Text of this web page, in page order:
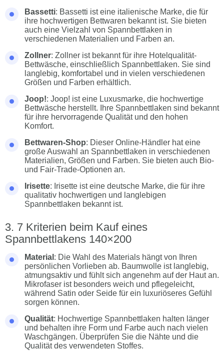
Bassetti: Bassetti ist eine italienische Marke, die für
ihre hochwertigen Bettwaren bekannt ist. Sie bieten
auch eine Vielzahl von Spannbettlaken in
verschiedenen Materialien und Farben an.
Zollner: Zollner ist bekannt für ihre Hotelqualität-
Bettwäsche, einschließlich Spannbettlaken. Sie sind
langlebig, komfortabel und in vielen verschiedenen
Größen und Farben erhältlich.
Joop!: Joop! ist eine Luxusmarke, die hochwertige
Bettwäsche herstellt. Ihre Spannbettlaken sind bekannt
für ihre hervorragende Qualität und den hohen
Komfort.
Bettwaren-Shop: Dieser Online-Händler hat eine
große Auswahl an Spannbettlaken in verschiedenen
Materialien, Größen und Farben. Sie bieten auch Bio-
und Fair-Trade-Optionen an.
Irisette: Irisette ist eine deutsche Marke, die für ihre
qualitativ hochwertigen und langlebigen
Spannbettlaken bekannt ist.
7 Kriterien beim Kauf eines
Spannbettlakens 140×200
Material : Die Wahl des Materials hängt von Ihren
persönlichen Vorlieben ab. Baumwolle ist langlebig,
atmungsaktiv und fühlt sich angenehm auf der Haut an.
Mikrofaser ist besonders weich und pflegeleicht,
während Satin oder Seide für ein luxuriöseres Gefühl
sorgen können.
Qualität: Hochwertige Spannbettlaken halten länger
und behalten ihre Form und Farbe auch nach vielen
Waschgängen. Überprüfen Sie die Nähte und die
Qualität des verwendeten Stoffes.